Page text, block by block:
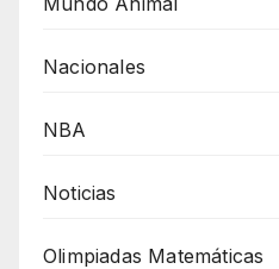
Nacionales
NBA
Noticias
Olimpiadas Matemáticas